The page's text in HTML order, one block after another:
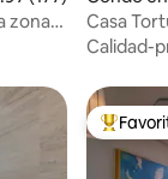
zona
Casa
Calidad-